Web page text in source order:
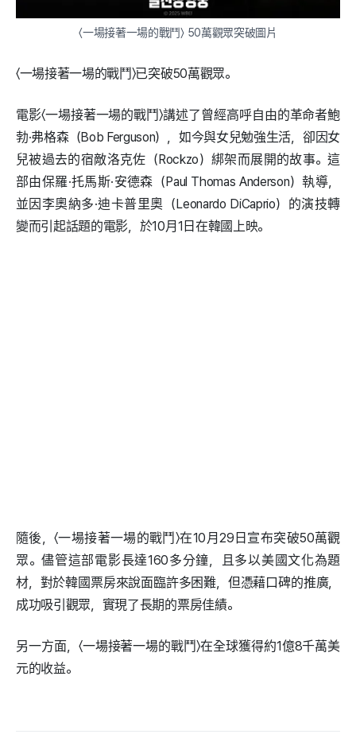
〈一場接著一場的戰鬥〉 50萬觀眾突破圖片
〈一場接著一場的戰鬥〉已突破50萬觀眾。
電影〈一場接著一場的戰鬥〉講述了曾經高呼自由的革命者鮑
勃·弗格森（Bob Ferguson），如今與女兒勉強生活，卻因女
兒被過去的宿敵洛克佐（Rockzo）綁架而展開的故事。這
部由保羅·托馬斯·安德森（Paul Thomas Anderson）執導，
並因李奧納多·迪卡普里奧（Leonardo DiCaprio）的演技轉
變而引起話題的電影，於10月1日在韓國上映。
隨後，〈一場接著一場的戰鬥〉在10月29日宣布突破50萬觀
眾。儘管這部電影長達160多分鐘，且多以美國文化為題
材，對於韓國票房來說面臨許多困難，但憑藉口碑的推廣，
成功吸引觀眾，實現了長期的票房佳績。
另一方面，〈一場接著一場的戰鬥〉在全球獲得約1億8千萬美
元的收益。